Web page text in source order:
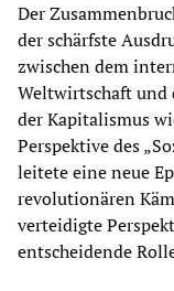
Der
der schärfste
zwischen dem
Weltwirtschaft und
der Kapitalismus
Perspektive des
leitete eine neue
revolutionären
verteidigte
entscheidende